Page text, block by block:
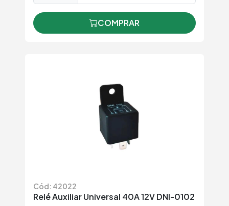
COMPRAR
Cód: 42022
Relé Auxiliar Universal 40A 12V DNI-0102